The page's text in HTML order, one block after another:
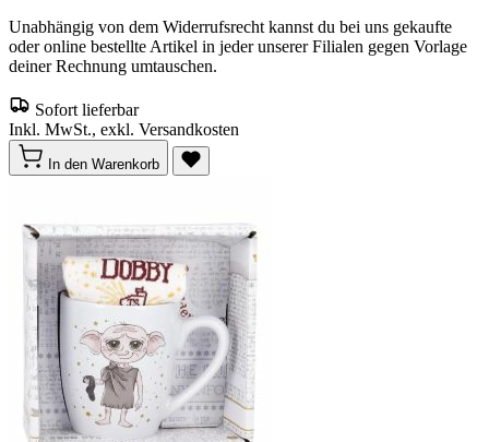
Unabhängig von dem Widerrufsrecht kannst du bei uns gekaufte
oder online bestellte Artikel in jeder unserer Filialen gegen Vorlage
deiner Rechnung umtauschen.
Sofort lieferbar
Inkl. MwSt., exkl. Versandkosten
In den Warenkorb